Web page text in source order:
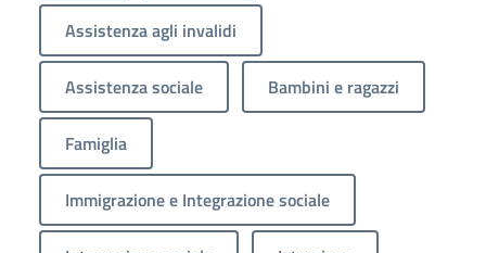
Assistenza agli invalidi
Assistenza sociale Bambini e ragazzi
Famiglia
Immigrazione e Integrazione sociale